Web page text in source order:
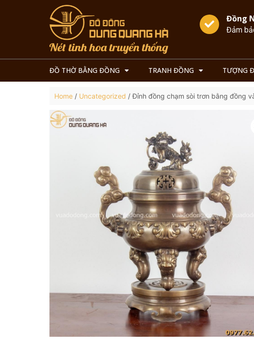
Đồng
Đảm
ĐỒ THỜ BẰNG ĐỒNG TRANH ĐỒNG TƯỢNG
Home / Uncategorized / Đỉnh đồng chạm sòi trơn bằng đồng